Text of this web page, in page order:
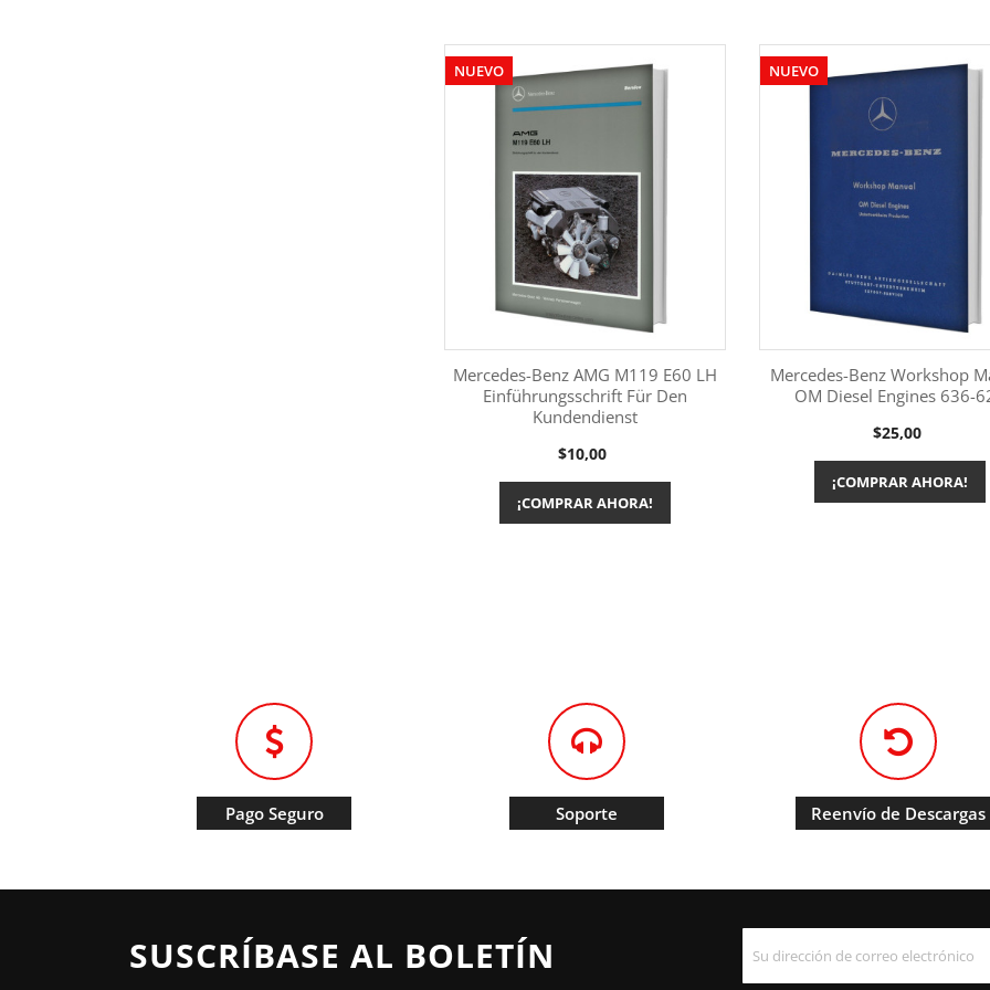
NUEVO
Más información
Mercedes-Benz AMG M119 E60 LH
Einführungsschrift Für Den
Kundendienst
Precio
$10,00
¡COMPRAR AHORA!
NUEVO
Más información
Mercedes-Benz Workshop
OM Diesel Engines 636-
Precio
$25,00
¡COMPRAR AHORA!
Pago Seguro Soporte Reenvío de Descargas
SUSCRÍBASE AL BOLETÍN